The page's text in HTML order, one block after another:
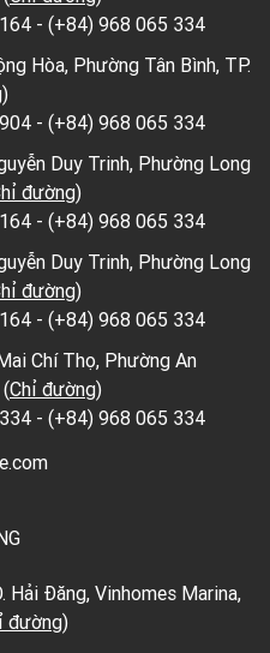
- (+84) 968 065 334
Hòa, Phường Tân Bình, TP.
)
- (+84) 968 065 334
Duy Trinh, Phường Long
đường)
- (+84) 968 065 334
Duy Trinh, Phường Long
đường)
- (+84) 968 065 334
Chí Thọ, Phường An
(Chỉ đường)
- (+84) 968 065 334
Hải Đăng, Vinhomes Marina,
đường)